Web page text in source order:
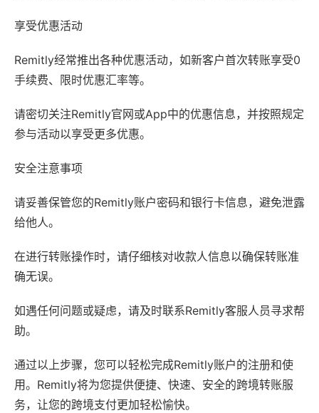
享受优惠活动
Remitly经常推出各种优惠活动，如新客户首次转账享受0
手续费、限时优惠汇率等。
请密切关注Remitly官网或App中的优惠信息，并按照规定
参与活动以享受更多优惠。
安全注意事项
请妥善保管您的Remitly账户密码和银行卡信息，避免泄露
给他人。
在进行转账操作时，请仔细核对收款人信息以确保转账准
确无误。
如遇任何问题或疑虑，请及时联系Remitly客服人员寻求帮
助。
通过以上步骤，您可以轻松完成Remitly账户的注册和使
用。Remitly将为您提供便捷、快速、安全的跨境转账服
务，让您的跨境支付更加轻松愉快。